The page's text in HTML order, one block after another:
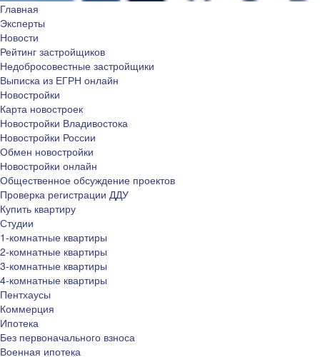
Главная
Эксперты
Новости
Рейтинг застройщиков
Недобросовестные застройщики
Выписка из ЕГРН онлайн
Новостройки
Карта новостроек
Новостройки Владивостока
Новостройки России
Обмен новостройки
Новостройки онлайн
Общественное обсуждение проектов
Проверка регистрации ДДУ
Купить квартиру
Студии
1-комнатные квартиры
2-комнатные квартиры
3-комнатные квартиры
4-комнатные квартиры
Пентхаусы
Коммерция
Ипотека
Без первоначального взноса
Военная ипотека